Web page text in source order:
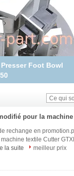
Gerber GTXl /
rechange en
textile Cutter
la suite
meilleur prix